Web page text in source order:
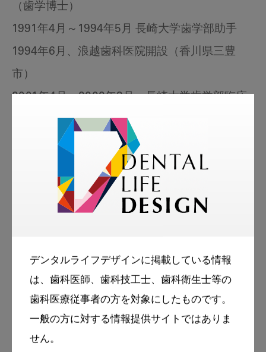
デンタルライフデザインに掲載している情報
は、歯科医師、歯科技工士、歯科衛生士等の
歯科医療従事者の方を対象にしたものです。
一般の方に対する情報提供サイトではありま
せん。
（歯学博士）
1991年4月～1994年5月 長崎大学歯学部助手
1994年6月、浪越歯科医院開設（香川県三豊
市）
2001年4月～2002年3月、長崎大学歯学部臨床
2002年4月～2010年3月、長崎大学歯学部臨床
2012年4月～認定NPO法人ウォーターフロリデ
ーションファンド理事長。
市）が1999年に全日本歯科保健優良校最優秀文
部大臣賞を受賞。
2011年4月の歯科健診では6年生51名が永久歯カ
リエスフリーを達成し、日本歯科医師会長賞を
受賞。